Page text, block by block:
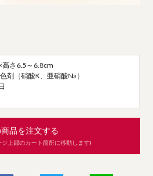
さ6.5～6.8cm
剤（硝酸K、亜硝酸Na）
商品を注文する
上部のカート箇所に移動します)